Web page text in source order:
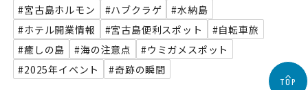
#宮古島ホルモン
#ハブクラゲ
#水納島
#ホテル開業情報
#宮古島便利スポット
#自転車旅
#癒しの島
#海の注意点
#ウミガメスポット
#2025年イベント
#奇跡の瞬間
TOP